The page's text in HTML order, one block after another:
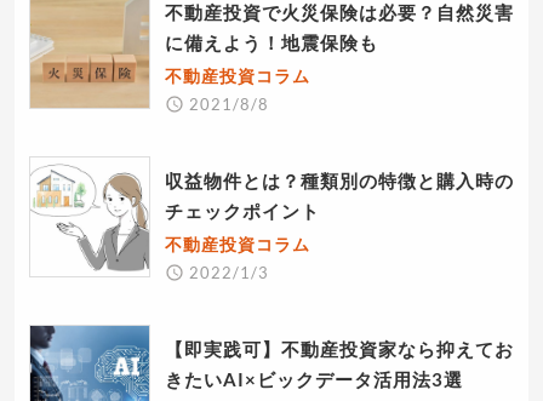
不動産投資で火災保険は必要？自然災害
に備えよう！地震保険も
不動産投資コラム
2021/8/8
収益物件とは？種類別の特徴と購入時の
チェックポイント
不動産投資コラム
2022/1/3
【即実践可】不動産投資家なら抑えてお
きたいAI×ビックデータ活用法3選